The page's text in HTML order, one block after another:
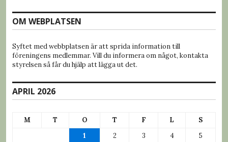
OM WEBPLATSEN
Syftet med webbplatsen är att sprida information till
föreningens medlemmar. Vill du informera om något, kontakta
styrelsen så får du hjälp att lägga ut det.
APRIL 2026
M T O T F L
S
1
2 3 4 5